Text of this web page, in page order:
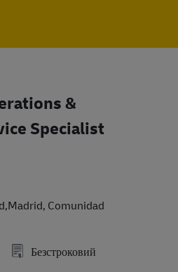
&
Specialist
Comunidad
Безстроковий